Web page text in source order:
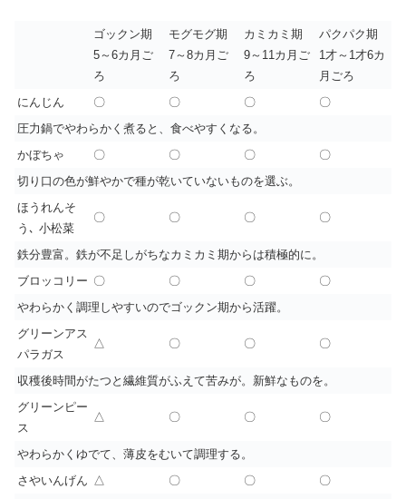
ゴックン期
5～6カ月ご
ろ
モグモグ期
7～8カ月ご
ろ
カミカミ期
9～11カ月ご
ろ
パクパク期
1才～1才6カ
月ごろ
にんじん
〇 〇 〇
〇
圧力鍋でやわらかく煮ると、食べやすくなる。
かぼちゃ
〇 〇 〇
〇
切り口の色が鮮やかで種が乾いていないものを選ぶ。
ほうれんそ
う､ 小松菜
〇 〇 〇 〇
鉄分豊富。鉄が不足しがちなカミカミ期からは積極的に。
ブロッコリー 〇 〇 〇
〇
やわらかく調理しやすいのでゴックン期から活躍。
グリーンアス
パラガス
△ 〇 〇 〇
収穫後時間がたつと繊維質がふえて苦みが。新鮮なものを。
グリーンピー
ス
△ 〇 〇 〇
やわらかくゆでて、薄皮をむいて調理する。
さやいんげん △ 〇 〇
〇